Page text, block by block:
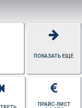
ПОКАЗАТЬ ЕЩЕ
ПРАЙС-ЛИСТ